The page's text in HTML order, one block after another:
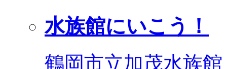
水族館にいこう！
鶴岡市立加茂水族